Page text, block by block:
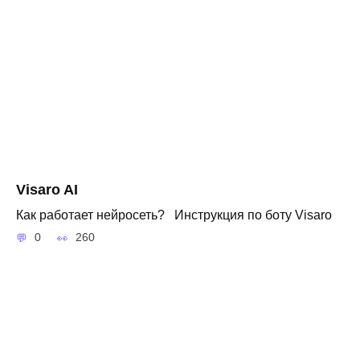
Visaro AI
Как работает нейросеть? Инструкция по боту Visaro
0 260